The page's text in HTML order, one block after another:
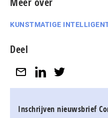
KUNSTMATIGE
Deel
Inschrijven nieuwsbrief